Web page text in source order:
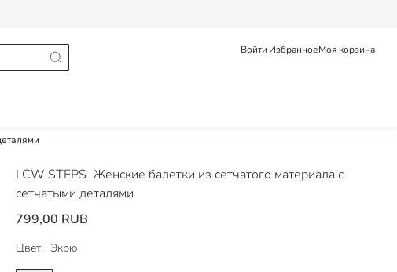
Войти ИзбранноеМоя корзина
LCW STEPS Женские балетки из сетчатого материала с
сетчатыми деталями
799,00 RUB
Цвет: Экрю